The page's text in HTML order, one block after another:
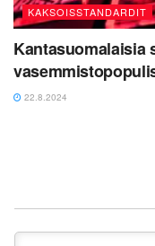
KAKSOISSTANDARDIT
Kantasuomalaisia
22.8.2024